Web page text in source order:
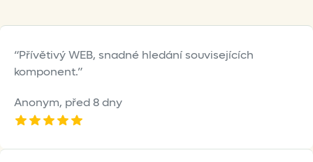
Přívětivý WEB, snadné hledání souvisejících
komponent.
Anonym, před 8 dny